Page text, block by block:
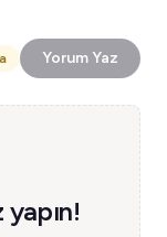
Yorum Yaz